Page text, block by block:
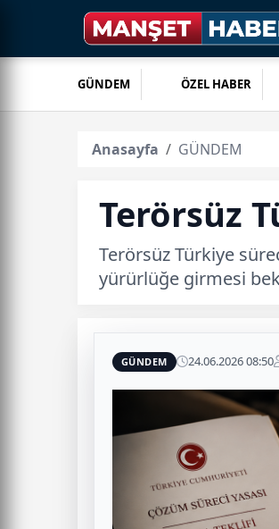
GÜNDEM ÖZEL HABER
Anasayfa GÜNDEM
Terörsüz
Terörsüz Türkiye
yürürlüğe girmesi
GÜNDEM 24.06.2026 08:50